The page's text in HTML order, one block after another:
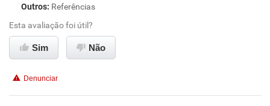
Outros: Referências
Esta avaliação foi útil?
Sim Não
Denunciar